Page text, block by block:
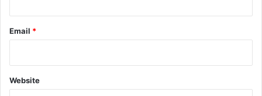
Email *
Website